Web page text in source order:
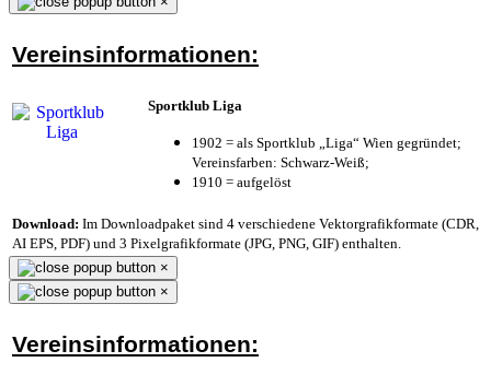
Vereinsinformationen:
Sportklub Liga
1902 = als Sportklub „Liga“ Wien gegründet;
Vereinsfarben: Schwarz-Weiß;
1910 = aufgelöst
Download: Im Downloadpaket sind 4 verschiedene Vektorgrafikformate (CDR,
AI EPS, PDF) und 3 Pixelgrafikformate (JPG, PNG, GIF) enthalten.
×
×
Vereinsinformationen: